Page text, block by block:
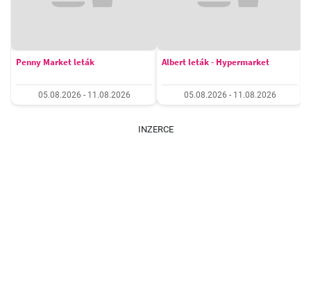
Penny Market leták
05.08.2026 - 11.08.2026
Albert leták - Hypermarket
05.08.2026 - 11.08.2026
INZERCE